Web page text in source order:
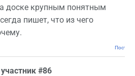
доске крупным понятным
пишет, что из чего
#86